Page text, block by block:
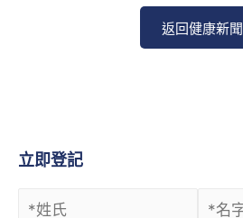
返回健康新聞
立即登記